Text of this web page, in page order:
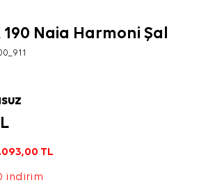
190 Naia Harmoni Şal
TL
indirim